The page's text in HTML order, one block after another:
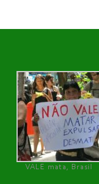
VALE mata, Brasil